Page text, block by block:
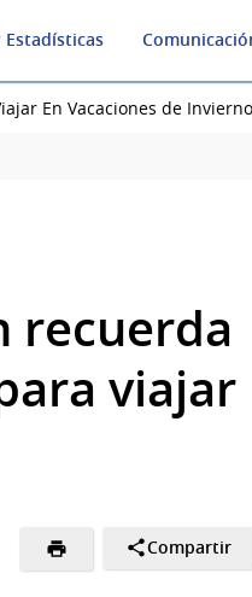
Estadísticas
En Vacaciones de Invierno
recuerda
viajar
Compartir